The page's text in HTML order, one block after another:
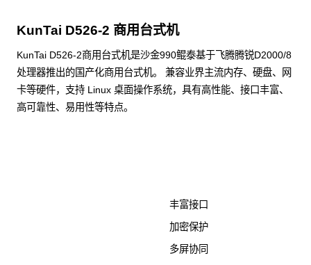
KunTai D526-2 商用台式机
KunTai D526-2商用台式机是沙金990鲲泰基于飞腾腾锐D2000/8
处理器推出的国产化商用台式机。 兼容业界主流内存、硬盘、网
卡等硬件，支持 Linux 桌面操作系统，具有高性能、接口丰富、
高可靠性、易用性等特点。
丰富接口
加密保护
多屏协同